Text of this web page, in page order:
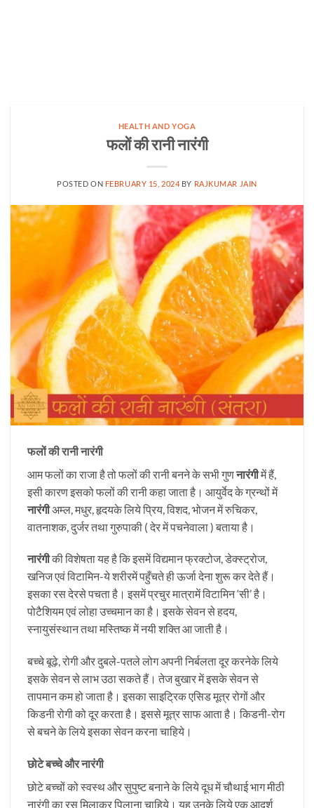
HEALTH AND YOGA
फलों की रानी नारंगी
POSTED ON FEBRUARY 15, 2024 BY RAJKUMAR JAIN
फलों की रानी नारंगी
आम फलों का राजा है तो फलों की रानी बनने के सभी गुणनारंगीमें हैं,
इसी कारण इसको फलों की रानी कहा जाता है। आयुर्वेद के ग्रन्थों में
नारंगीअम्ल, मधुर, हृदयके लिये प्रिय, विशद, भोजन में रुचिकर,
वातनाशक, दुर्जर तथा गुरुपाकी ( देर में पचनेवाला ) बताया है।
नारंगीकी विशेषता यह है कि इसमें विद्यमान फ्रक्टोज, डेक्स्ट्रोज,
खनिज एवं विटामिन-ये शरीरमें पहुँचते ही ऊर्जा देना शुरू कर देते हैं।
इसका रस देरसे पचता है। इसमें प्रचुर मात्रामें विटामिन ‘सी’ है।
पोटैशियम एवं लोहा उच्चमान का है। इसके सेवन से हदय,
स्नायुसंस्थान तथा मस्तिष्क में नयी शक्ति आ जाती है।
बच्चे बूढ़े, रोगी और दुबले-पतले लोग अपनी निर्बलता दूर करनेके लिये
इसके सेवन से लाभ उठा सकते हैं। तेज बुखार में इसके सेवन से
तापमान कम हो जाता है। इसका साइट्रिक एसिड मूत्र रोगों और
किडनी रोगी को दूर करता है। इससे मूत्र साफ आता है। किडनी-रोग
से बचने के लिये इसका सेवन करना चाहिये।
छोटे बच्चे और नारंगी
छोटे बच्चों को स्वस्थ और सुपुष्ट बनाने के लिये दूध में चौथाई भाग मीठी
नारंगी का रस मिलाकर पिलाना चाहिये। यह उनके लिये एक आदर्श